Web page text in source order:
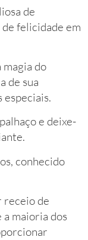
de
felicidade em
do
de sua
especiais.
e deixe-
conhecido
receio de
maioria dos